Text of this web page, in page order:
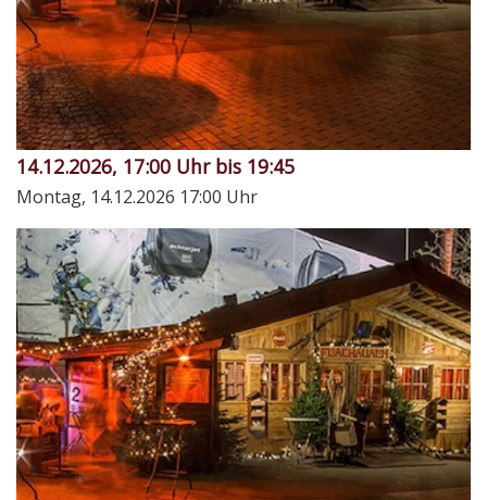
14.12.2026, 17:00 Uhr bis 19:45
Montag, 14.12.2026 17:00 Uhr